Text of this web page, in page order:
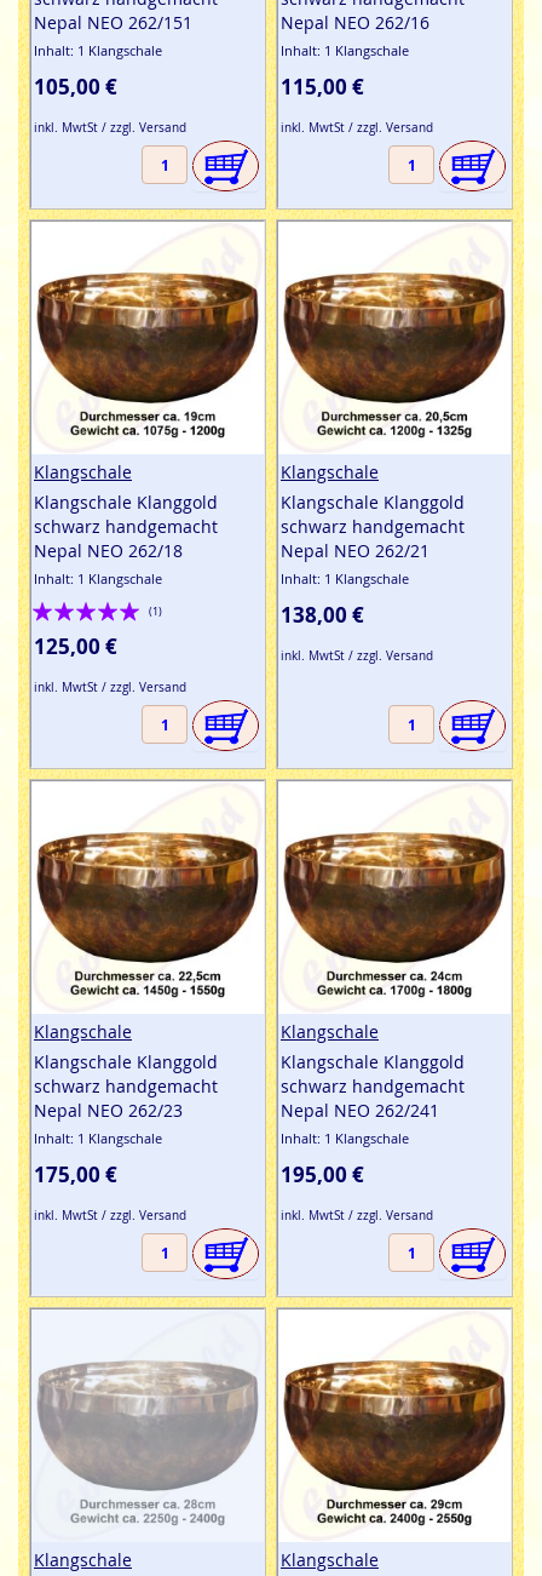
Nepal NEO 262/151
Inhalt: 1 Klangschale
105,00 €
inkl. MwtSt / zzgl. Versand
Nepal NEO 262/16
Inhalt: 1 Klangschale
115,00 €
inkl. MwtSt / zzgl. Versand
Klangschale
Klangschale Klanggold
schwarz handgemacht
Nepal NEO 262/18
Inhalt: 1 Klangschale
Bewertung:
100%
(1)
125,00 €
inkl. MwtSt / zzgl. Versand
Klangschale
Klangschale Klanggold
schwarz handgemacht
Nepal NEO 262/21
Inhalt: 1 Klangschale
138,00 €
inkl. MwtSt / zzgl. Versand
Klangschale
Klangschale Klanggold
schwarz handgemacht
Nepal NEO 262/23
Inhalt: 1 Klangschale
175,00 €
inkl. MwtSt / zzgl. Versand
Klangschale
Klangschale Klanggold
schwarz handgemacht
Nepal NEO 262/241
Inhalt: 1 Klangschale
195,00 €
inkl. MwtSt / zzgl. Versand
Klangschale
Klangschale